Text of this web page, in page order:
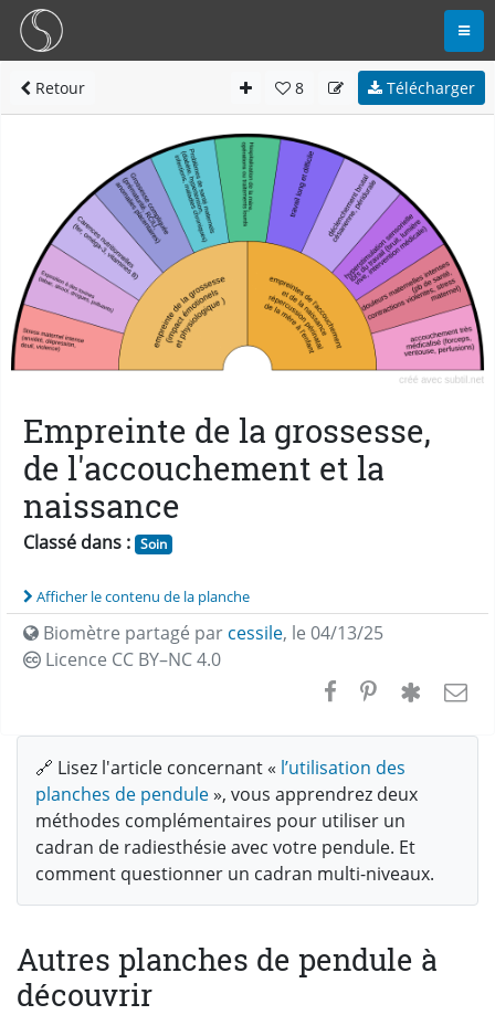
Retour 8 Télécharger
Empreinte de la grossesse,
de l'accouchement et la
naissance
Classé dans : Soin
Afficher le contenu de la planche
Biomètre partagé par cessile, le 04/13/25
Licence CC BY–NC 4.0
🔗 Lisez l'article concernant « l’utilisation des
planches de pendule», vous apprendrez deux
méthodes complémentaires pour utiliser un
cadran de radiesthésie avec votre pendule. Et
comment questionner un cadran multi-niveaux.
Autres planches de pendule à
découvrir